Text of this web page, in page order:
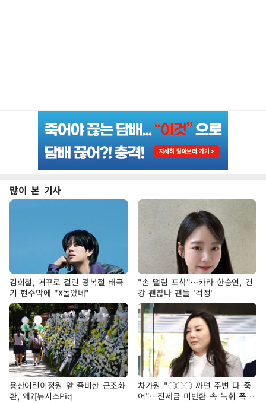
많이 본 기사
김희철, 거꾸로 걸린 광복절 태극
기 현수막에 "X돌았네"
"손 떨림 포착"…카라 한승연, 건
강 괜찮나 팬들 '걱정'
용산어린이정원 앞 즐비한 근조화
환, 왜?[뉴시스Pic]
차가원 "○○○ 까면 주변 다 죽
어"…전세금 미반환 속 녹취 폭로